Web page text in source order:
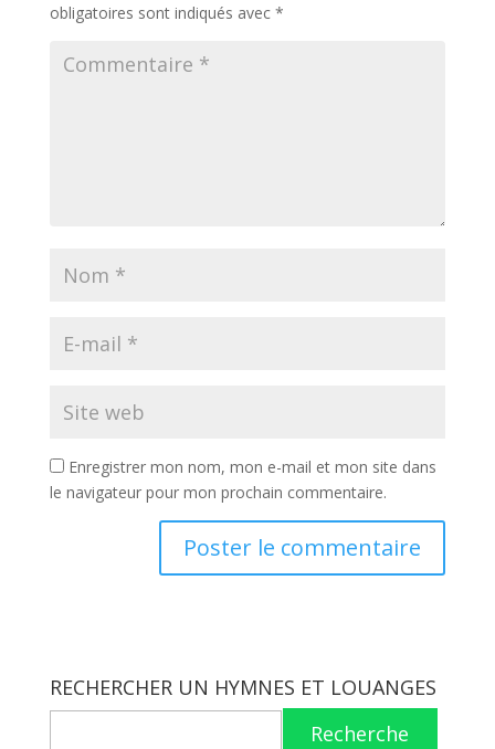
obligatoires sont indiqués avec *
Enregistrer mon nom, mon e-mail et mon site dans
le navigateur pour mon prochain commentaire.
RECHERCHER UN HYMNES ET LOUANGES
Recherche